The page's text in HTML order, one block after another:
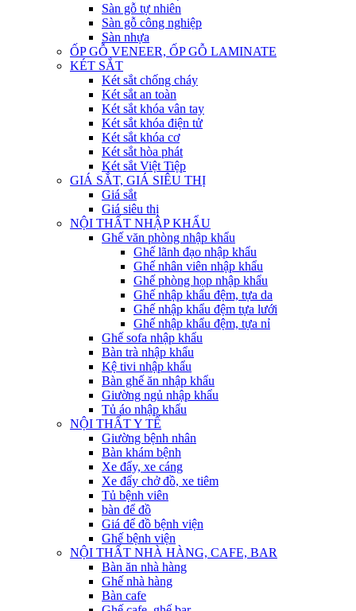
Sàn gỗ tự nhiên
Sàn gỗ công nghiệp
Sàn nhựa
ỐP GỖ VENEER, ỐP GỖ LAMINATE
KÉT SẮT
Két sắt chống cháy
Két sắt an toàn
Két sắt khóa vân tay
Két sắt khóa điện tử
Két sắt khóa cơ
Két sắt hòa phát
Két sắt Việt Tiệp
GIÁ SẮT, GIÁ SIÊU THỊ
Giá sắt
Giá siêu thị
NỘI THẤT NHẬP KHẨU
Ghế văn phòng nhập khẩu
Ghế lãnh đạo nhập khẩu
Ghế nhân viên nhập khẩu
Ghế phòng họp nhập khẩu
Ghế nhập khẩu đệm, tựa da
Ghế nhập khẩu đệm tựa lưới
Ghế nhập khẩu đệm, tựa nỉ
Ghế sofa nhập khẩu
Bàn trà nhập khẩu
Kệ tivi nhập khẩu
Bàn ghế ăn nhập khẩu
Giường ngủ nhập khẩu
Tủ áo nhập khẩu
NỘI THẤT Y TẾ
Giường bệnh nhân
Bàn khám bệnh
Xe đẩy, xe cáng
Xe đẩy chở đồ, xe tiêm
Tủ bệnh viên
bàn để đồ
Giá để đồ bệnh viện
Ghế bệnh viện
NỘI THẤT NHÀ HÀNG, CAFE, BAR
Bàn ăn nhà hàng
Ghế nhà hàng
Bàn cafe